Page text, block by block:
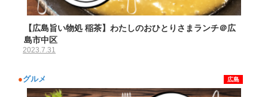
【広島旨い物処 稲茶】わたしのおひとりさまランチ＠広
島市中区
2023.7.31
●グルメ 広島